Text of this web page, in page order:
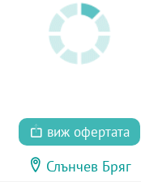
виж офертата
Слънчев Бряг